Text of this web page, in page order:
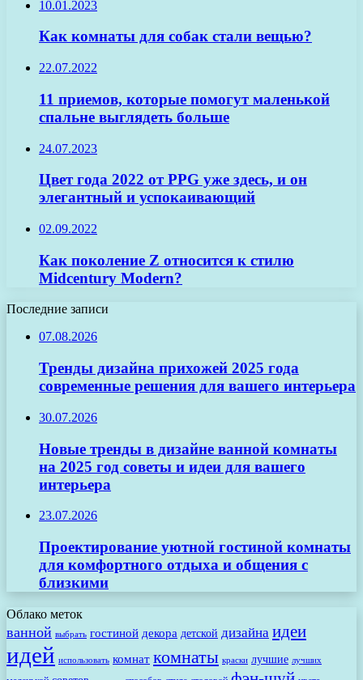
10.01.2023
Как комнаты для собак стали вещью?
22.07.2022
11 приемов, которые помогут маленькой
спальне выглядеть больше
24.07.2023
Цвет года 2022 от PPG уже здесь, и он
элегантный и успокаивающий
02.09.2022
Как поколение Z относится к стилю
Midcentury Modern?
Последние записи
07.08.2026
Тренды дизайна прихожей 2025 года
современные решения для вашего интерьера
30.07.2026
Новые тренды в дизайне ванной комнаты
на 2025 год советы и идеи для вашего
интерьера
23.07.2026
Проектирование уютной гостиной комнаты
для комфортного отдыха и общения с
близкими
Облако меток
ванной выбрать гостиной декора детской дизайна идеи
идей использовать комнат комнаты краски лучшие лучших